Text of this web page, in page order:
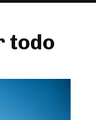
todo